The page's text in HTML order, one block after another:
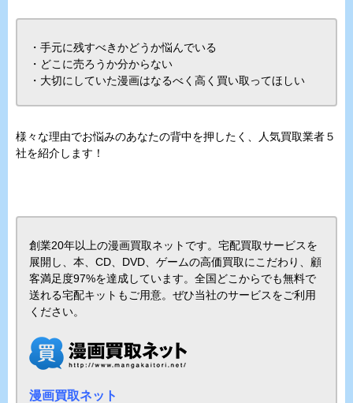
・手元に残すべきかどうか悩んでいる
・どこに売ろうか分からない
・大切にしていた漫画はなるべく高く買い取ってほしい
様々な理由でお悩みのあなたの背中を押したく、人気買取業者５
社を紹介します！
創業20年以上の漫画買取ネットです。宅配買取サービスを
展開し、本、CD、DVD、ゲームの高価買取にこだわり、顧
客満足度97%を達成しています。全国どこからでも無料で
送れる宅配キットもご用意。ぜひ当社のサービスをご利用
ください。
漫画買取ネット